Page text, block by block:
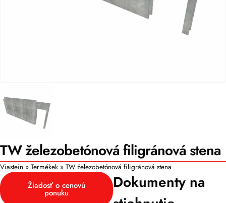
TW železobetónová filigránová stena
Viastein » Termékek » TW železobetónová filigránová stena
Žiadosť o cenovú
ponuku
Dokumenty na